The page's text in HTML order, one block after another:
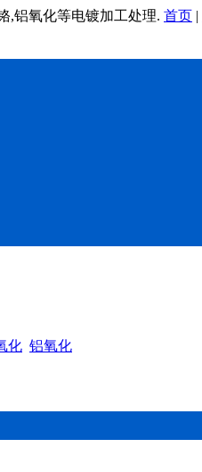
,铝氧化等电镀加工处理. 首页 |
化 铝氧化